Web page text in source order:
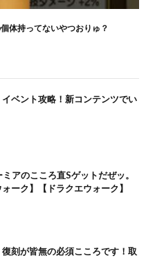
イベント攻略！新コンテンツでい
アのこころ直Sゲットだぜッ。
ーク】【ドラクエウォーク】
復刻が皆無の必須こころです！取